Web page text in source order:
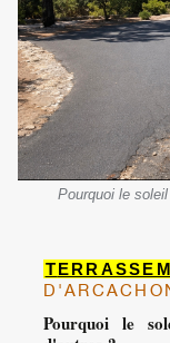
Pourquoi le
Pourquoi le